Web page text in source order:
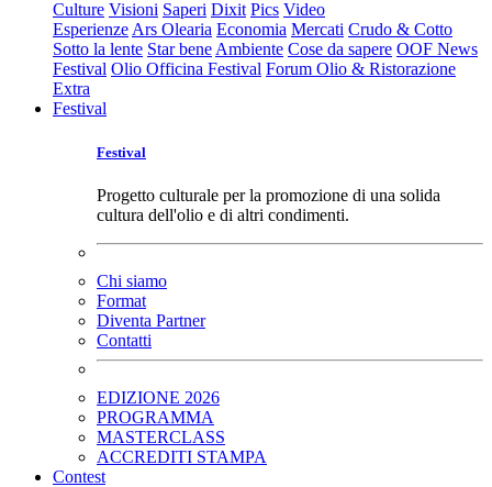
Culture Visioni Saperi Dixit Pics Video
Esperienze Ars Olearia Economia Mercati Crudo & Cotto
Sotto la lente Star bene Ambiente Cose da sapere OOF News
Festival Olio Officina Festival Forum Olio & Ristorazione
Extra
Festival
Festival
Progetto culturale per la promozione di una solida
cultura dell'olio e di altri condimenti.
Chi siamo
Format
Diventa Partner
Contatti
EDIZIONE 2026
PROGRAMMA
MASTERCLASS
ACCREDITI STAMPA
Contest